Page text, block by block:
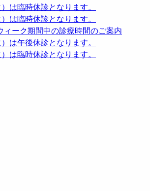
は臨時休診となります。
は臨時休診となります。
ィーク期間中の診療時間のご案内
は午後休診となります。
は臨時休診となります。